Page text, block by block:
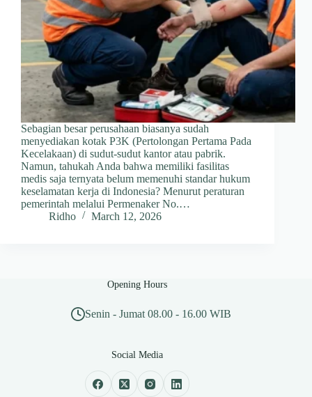
Sebagian besar perusahaan biasanya sudah
menyediakan kotak P3K (Pertolongan Pertama Pada
Kecelakaan) di sudut-sudut kantor atau pabrik.
Namun, tahukah Anda bahwa memiliki fasilitas
medis saja ternyata belum memenuhi standar hukum
keselamatan kerja di Indonesia? Menurut peraturan
pemerintah melalui Permenaker No.…
Ridho
March 12, 2026
Opening Hours
Senin - Jumat 08.00 - 16.00 WIB
Social Media